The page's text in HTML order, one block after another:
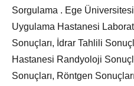
Sorgulama . Ege
Uygulama Hastanesi
Sonuçları, İdrar Tahlili
Hastanesi Randyoloji
Sonuçları, Röntgen